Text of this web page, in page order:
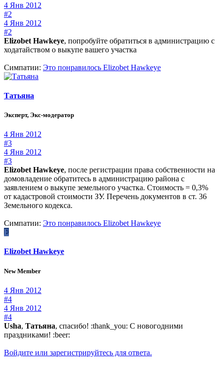
4 Янв 2012
#2
4 Янв 2012
#2
Elizobet Hawkeye, попробуйте обратиться в администрацию с
ходатайством о выкупе вашего участка
Симпатии: Это понравилось Elizobet Hawkeye
Татьяна
Эксперт, Экс-модератор
4 Янв 2012
#3
4 Янв 2012
#3
Elizobet Hawkeye, после регистрации права собственности на
домовладение обратитесь в администрацию района с
заявлением о выкупе земельного участка. Стоимость = 0,3%
от кадастровой стоимости ЗУ. Перечень документов в ст. 36
Земельного кодекса.
Симпатии: Это понравилось Elizobet Hawkeye
E
Elizobet Hawkeye
New Member
4 Янв 2012
#4
4 Янв 2012
#4
Usha, Татьяна, спасибо! :thank_you: С новогодними
праздниками! :beer:
Войдите или зарегистрируйтесь для ответа.